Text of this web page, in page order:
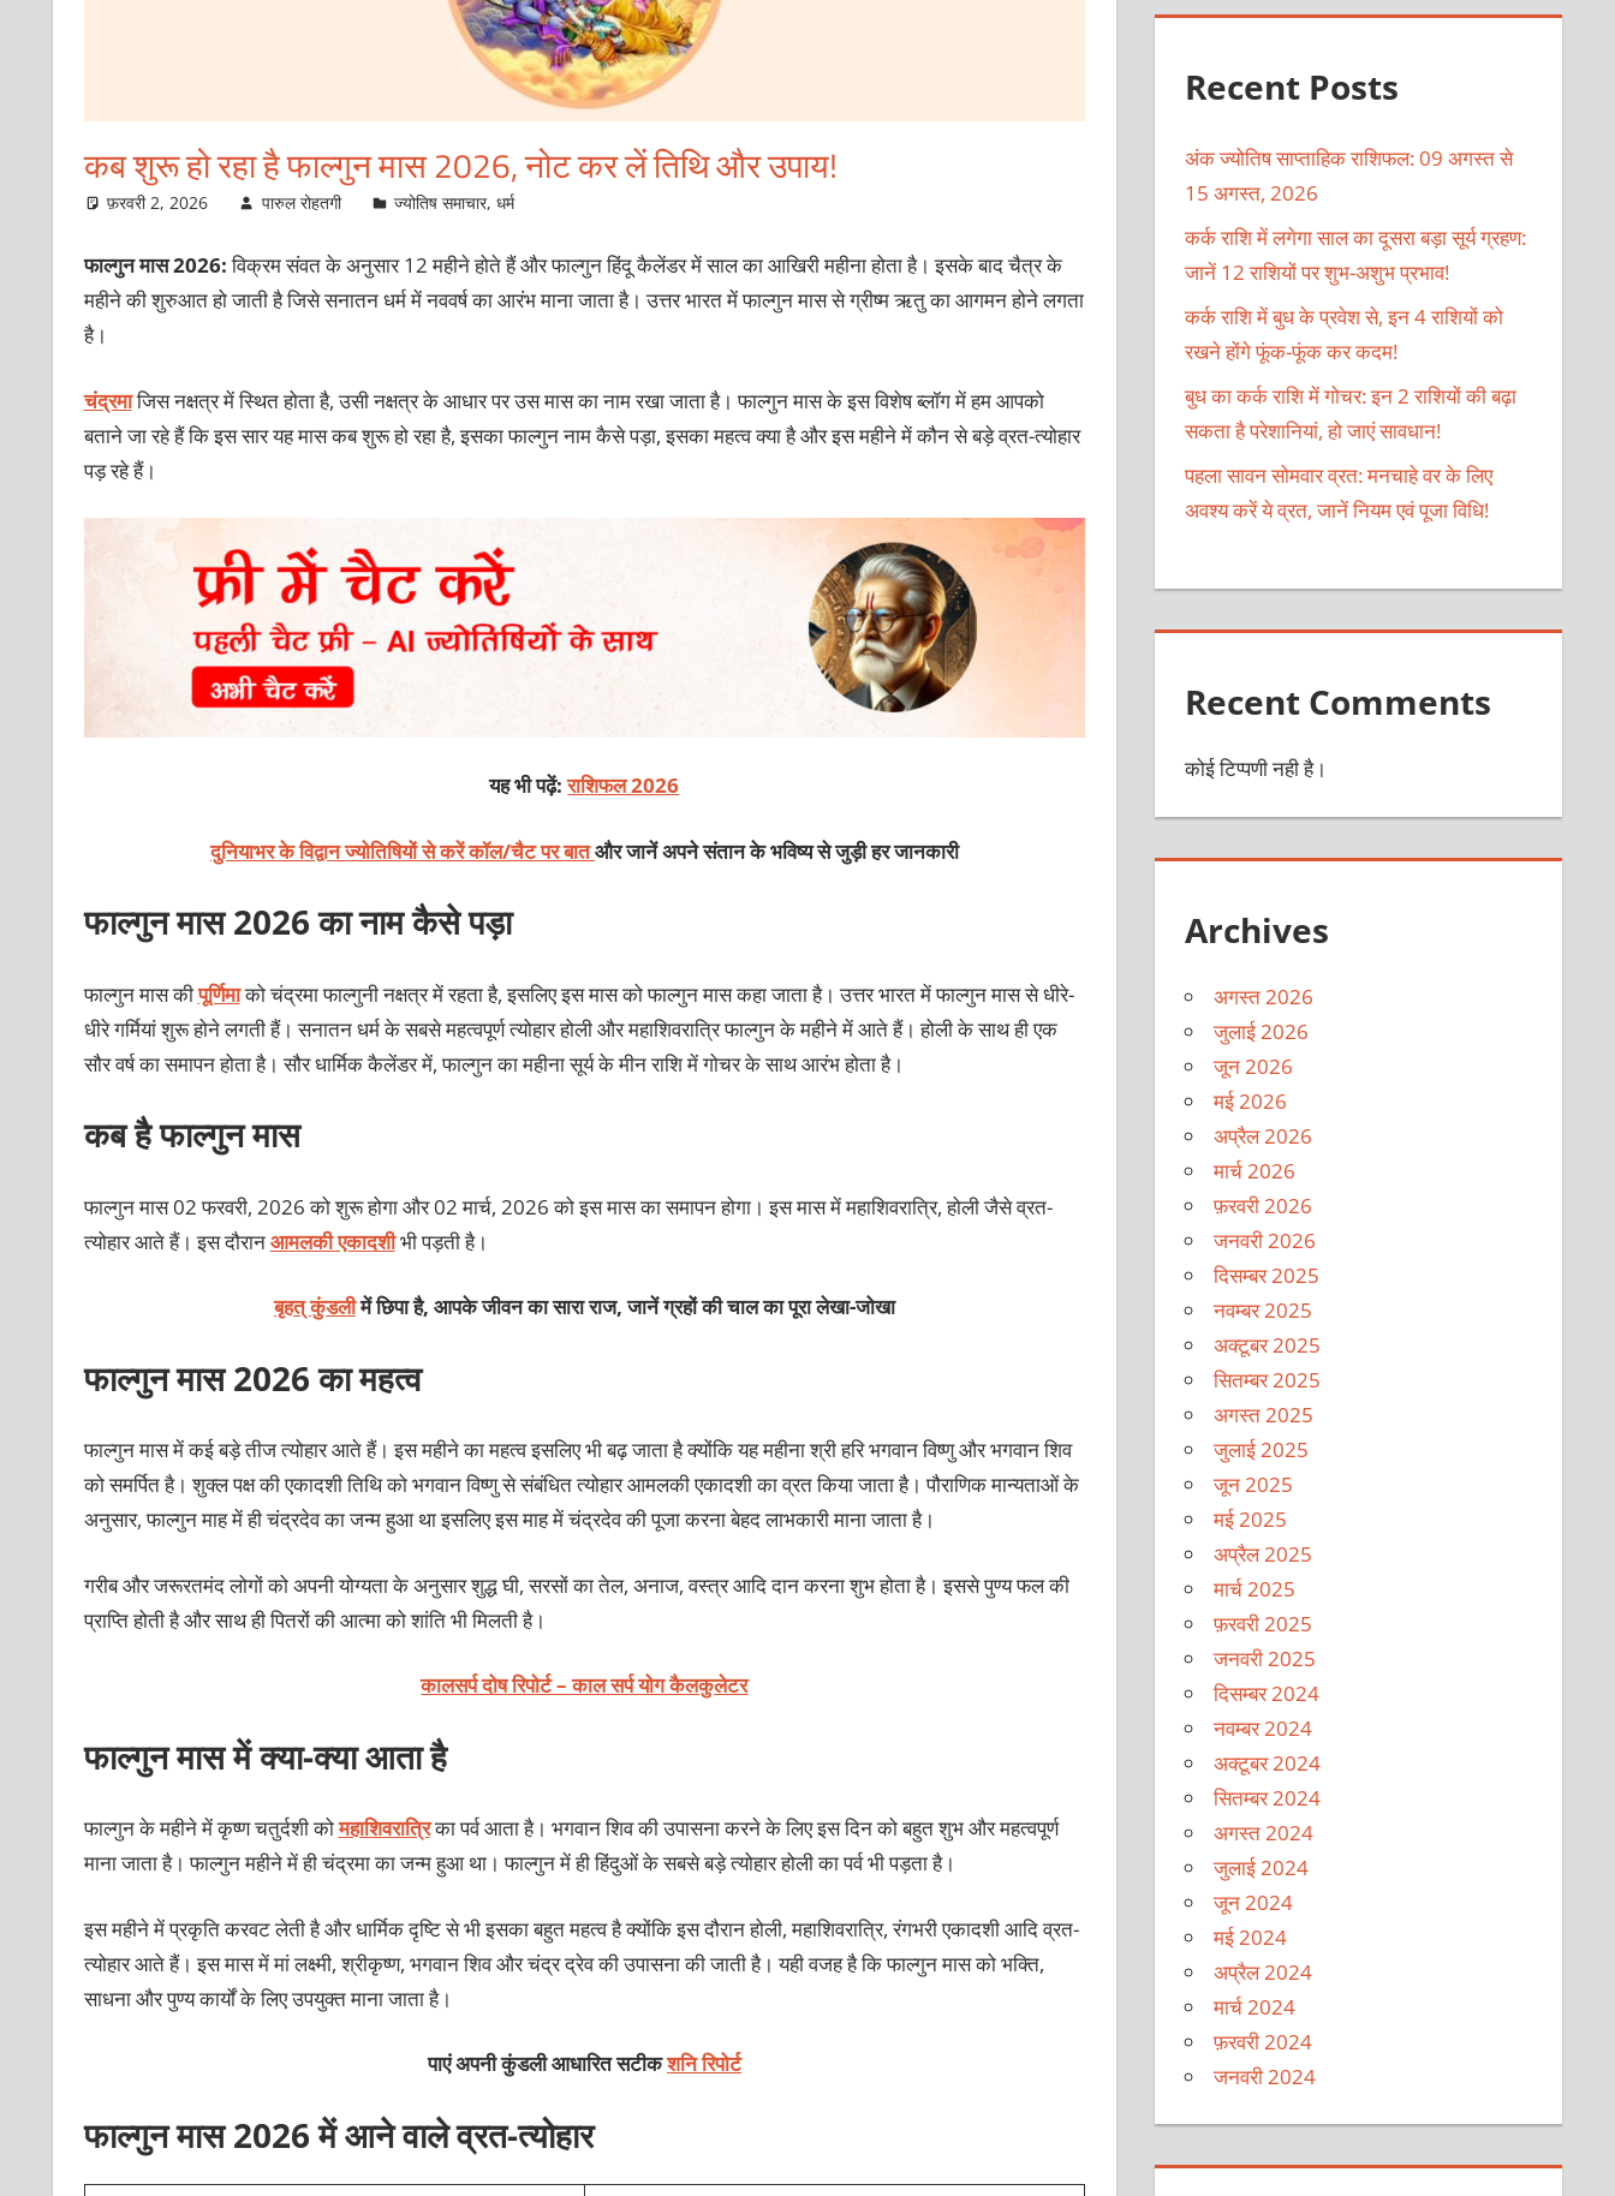
कब शुरू हो रहा है फाल्गुन मास 2026, नोट कर लें तिथि और उपाय!
फ़रवरी 2, 2026 पारुल रोहतगी ज्योतिष समाचार,धर्म
फाल्‍गुन मास 2026:विक्रम संवत के अनुसार 12 महीने होते हैं और फाल्गुन हिंदू कैलेंडर में साल का आखिरी महीना होता है। इसके बाद चैत्र के
महीने की शुरुआत हो जाती है जिसे सनातन धर्म में नववर्ष का आरंभ माना जाता है। उत्तर भारत में फाल्गुन मास से ग्रीष्म ऋतु का आगमन होने लगता
है।
चंद्रमाजिस नक्षत्र में स्थित होता है, उसी नक्षत्र के आधार पर उस मास का नाम रखा जाता है। फाल्‍गुन मास के इस विशेष ब्‍लॉग में हम आपको
बताने जा रहे हैं कि इस सार यह मास कब शुरू हो रहा है, इसका फाल्‍गुन नाम कैसे पड़ा, इसका महत्‍व क्‍या है और इस महीने में कौन से बड़े व्रत-त्‍योहार
पड़ रहे हैं।
यह भी पढ़ें:राशिफल 2026
दुनियाभर के विद्वान ज्योतिषियों से करें कॉल/चैट पर बातऔर जानें अपने संतान के भविष्य से जुड़ी हर जानकारी
फाल्‍गुन मास 2026 का नाम कैसे पड़ा
फाल्गुन मास कीपूर्णिमाको चंद्रमा फाल्गुनी नक्षत्र में रहता है, इसलिए इस मास को फाल्गुन मास कहा जाता है। उत्तर भारत में फाल्गुन मास से धीरे-
धीरे गर्मियां शुरू होने लगती हैं। सनातन धर्म के सबसे महत्वपूर्ण त्योहार होली और महाशिवरात्रि फाल्गुन के महीने में आते हैं। होली के साथ ही एक
सौर वर्ष का समापन होता है। सौर धार्मिक कैलेंडर में, फाल्गुन का महीना सूर्य के मीन राशि में गोचर के साथ आरंभ होता है।
कब है फाल्‍गुन मास
फाल्‍गुन मास 02 फरवरी, 2026 को शुरू होगा और 02 मार्च, 2026 को इस मास का समापन होगा। इस मास में महाशिवरात्रि, होली जैसे व्रत-
त्‍योहार आ‍ते हैं। इस दौरानआमलकी एकादशीभी पड़ती है।
बृहत् कुंडलीमें छिपा है, आपके जीवन का सारा राज, जानें ग्रहों की चाल का पूरा लेखा-जोखा
फाल्गुन मास 2026 का महत्व
फाल्गुन मास में कई बड़े तीज त्योहार आते हैं। इस महीने का महत्व इसलिए भी बढ़ जाता है क्योंकि यह महीना श्री हरि भगवान विष्णु और भगवान शिव
को समर्पित है। शुक्ल पक्ष की एकादशी तिथि को भगवान विष्णु से संबंधित त्योहार आमलकी एकादशी का व्रत किया जाता है। पौराणिक मान्यताओं के
अनुसार, फाल्गुन माह में ही चंद्रदेव का जन्म हुआ था इसलिए इस माह में चंद्रदेव की पूजा करना बेहद लाभकारी माना जाता है।
गरीब और जरूरतमंद लोगों को अपनी योग्यता के अनुसार शुद्ध घी, सरसों का तेल, अनाज, वस्त्र आदि दान करना शुभ होता है। इससे पुण्य फल की
प्राप्ति होती है और साथ ही पितरों की आत्मा को शांति भी मिलती है।
कालसर्प दोष रिपोर्ट – काल सर्प योग कैलकुलेटर
फाल्‍गुन मास में क्‍या-क्‍या आता है
फाल्‍गुन के महीने में कृष्‍ण चतुर्दशी कोमहाशिवरात्रिका पर्व आता है। भगवान शिव की उपासना करने के लिए इस दिन को बहुत शुभ और महत्‍वपूर्ण
माना जाता है। फाल्‍गुन महीने में ही चंद्रमा का जन्‍म हुआ था। फाल्‍गुन में ही हिंदुओं के सबसे बड़े त्‍योहार होली का पर्व भी पड़ता है।
इस महीने में प्रकृति करवट लेती है और धार्मिक दृष्टि से भी इसका बहुत महत्‍व है क्‍योंकि इस दौरान होली, महाशिवरात्रि, रंगभरी एकादशी आदि व्रत-
त्‍योहार आते हैं। इस मास में मां लक्ष्‍मी, श्रीकृष्‍ण, भगवान शिव और चंद्र द्रेव की उपासना की जाती है। यही वजह है कि फाल्‍गुन मास को भक्‍ति,
साधना और पुण्‍य कार्यों के लिए उपयुक्‍त माना जाता है।
पाएं अपनी कुंडली आधारित सटीकशनि रिपोर्ट
फाल्‍गुन मास 2026 में आने वाले व्रत-त्योहार
Recent Posts
अंक ज्योतिष साप्ताहिक राशिफल: 09 अगस्त से
15 अगस्त, 2026
कर्क राशि में लगेगा साल का दूसरा बड़ा सूर्य ग्रहण:
जानें 12 राशियों पर शुभ-अशुभ प्रभाव!
कर्क राशि में बुध के प्रवेश से, इन 4 राशियों को
रखने होंगे फूंक-फूंक कर कदम!
बुध का कर्क राशि में गोचर: इन 2 राशियों की बढ़ा
सकता है परेशानियां, हो जाएं सावधान!
पहला सावन सोमवार व्रत: मनचाहे वर के लिए
अवश्य करें ये व्रत, जानें नियम एवं पूजा विधि!
Recent Comments
कोई टिप्पणी नही है।
Archives
अगस्त 2026
जुलाई 2026
जून 2026
मई 2026
अप्रैल 2026
मार्च 2026
फ़रवरी 2026
जनवरी 2026
दिसम्बर 2025
नवम्बर 2025
अक्टूबर 2025
सितम्बर 2025
अगस्त 2025
जुलाई 2025
जून 2025
मई 2025
अप्रैल 2025
मार्च 2025
फ़रवरी 2025
जनवरी 2025
दिसम्बर 2024
नवम्बर 2024
अक्टूबर 2024
सितम्बर 2024
अगस्त 2024
जुलाई 2024
जून 2024
मई 2024
अप्रैल 2024
मार्च 2024
फ़रवरी 2024
जनवरी 2024